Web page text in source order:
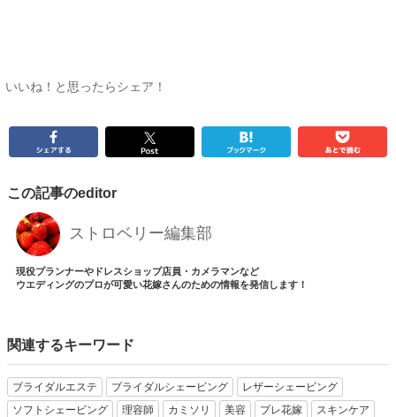
いいね！と思ったらシェア！
この記事のeditor
ストロベリー編集部
現役プランナーやドレスショップ店員・カメラマンなど
ウエディングのプロが可愛い花嫁さんのための情報を発信します！
関連するキーワード
ブライダルエステ ブライダルシェービング
レザーシェービング
ソフトシェービング
理容師 カミソリ 美容 プレ花嫁
スキンケア